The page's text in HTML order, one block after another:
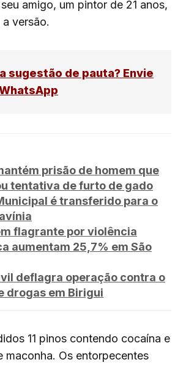
amigo, um pintor de 21 anos,
versão.
sugestão de pauta? Envie
prisão de homem que
tentativa de furto de gado
é transferido para o
flagrante por violência
aumentam 25,7% em São
deflagra operação contra o
drogas em Birigui
11 pinos contendo cocaína e
maconha. Os entorpecentes